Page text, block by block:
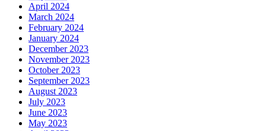
April 2024
March 2024
February 2024
January 2024
December 2023
November 2023
October 2023
September 2023
August 2023
July 2023
June 2023
May 2023